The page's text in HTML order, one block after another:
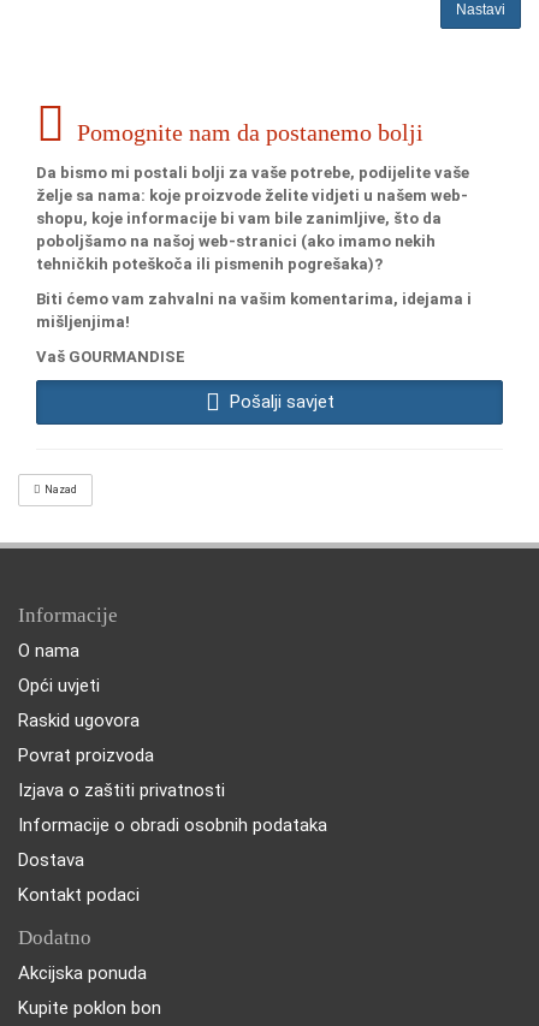
Nastavi
Pomognite nam da postanemo bolji
Da bismo mi postali bolji za vaše potrebe, podijelite vaše
želje sa nama: koje proizvode želite vidjeti u našem web-
shopu, koje informacije bi vam bile zanimljive, što da
poboljšamo na našoj web-stranici (ako imamo nekih
tehničkih poteškoča ili pismenih pogrešaka)?
Biti ćemo vam zahvalni na vašim komentarima, idejama i
mišljenjima!
Vaš GOURMANDISE
Pošalji savjet
Nazad
Informacije
O nama
Opći uvjeti
Raskid ugovora
Povrat proizvoda
Izjava o zaštiti privatnosti
Informacije o obradi osobnih podataka
Dostava
Kontakt podaci
Dodatno
Akcijska ponuda
Kupite poklon bon